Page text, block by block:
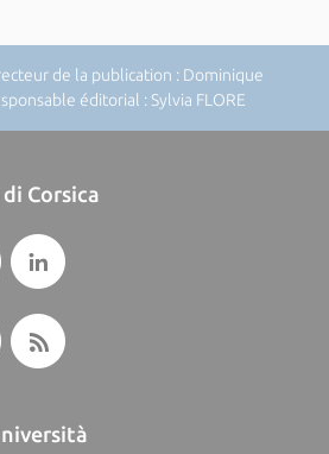
de la publication : Dominique
éditorial : Sylvia FLORE
Corsica